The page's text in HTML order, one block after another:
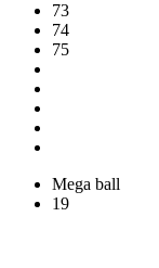
73
74
75
Mega ball
19